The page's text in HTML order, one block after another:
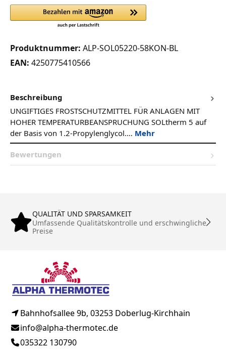
Produktnummer: ALP-SOL05220-58KON-BL
EAN: 4250775410566
Beschreibung
UNGIFTIGES FROSTSCHUTZMITTEL FÜR ANLAGEN MIT
HOHER TEMPERATURBEANSPRUCHUNG SOLtherm 5 auf
der Basis von 1.2-Propylenglycol.… Mehr
Bewertungen
QUALITÄT UND SPARSAMKEIT
Umfassende Qualitätskontrolle und erschwingliche
Preise
Bahnhofsallee 9b, 03253 Doberlug-Kirchhain
info@alpha-thermotec.de
035322 130790